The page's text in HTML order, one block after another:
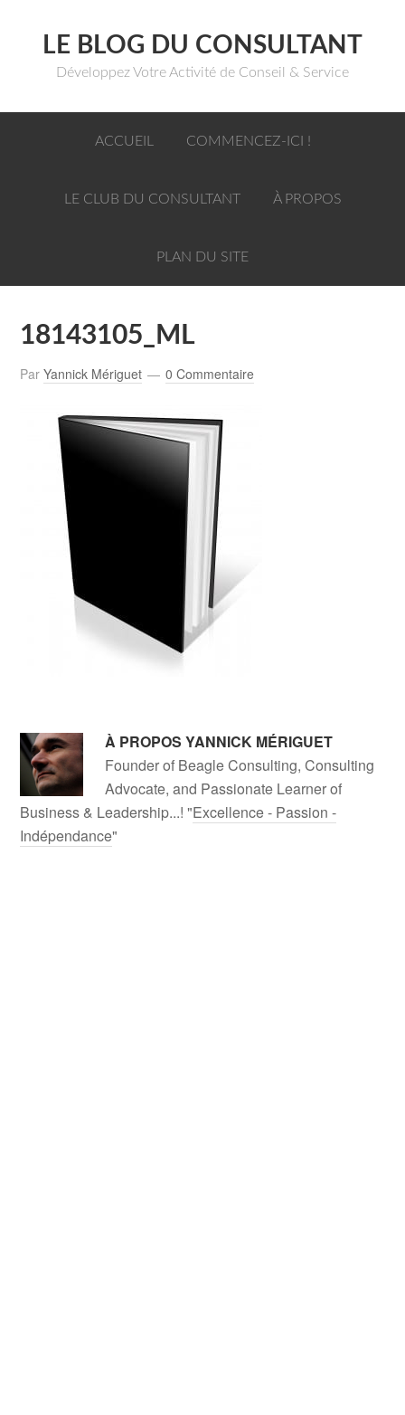
LE BLOG DU CONSULTANT
Développez Votre Activité de Conseil & Service
ACCUEIL COMMENCEZ-ICI !
LE CLUB DU CONSULTANT À PROPOS
PLAN DU SITE
18143105_ML
ParYannick Mériguet 0 Commentaire
À PROPOSYANNICK MÉRIGUET
Founder of Beagle Consulting, Consulting
Advocate, and Passionate Learner of
Business & Leadership...! "Excellence - Passion -
Indépendance"